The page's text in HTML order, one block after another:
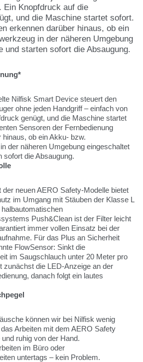
Ein Knopfdruck auf die
und die Maschine startet sofort.
erkennen darüber hinaus, ob ein
in der näheren Umgebung
und starten sofort die Absaugung.
Nilfisk Smart Device steuert den
ohne jeden Handgriff – einfach von
genügt, und die Maschine startet
Sensoren der Fernbedienung
hinaus, ob ein Akku- bzw.
der näheren Umgebung eingeschaltet
sofort die Absaugung.
der neuen AERO Safety-Modelle bietet
im Umgang mit Stäuben der Klasse L
Push&Clean ist der Filter leicht
immer vollen Einsatz bei der
Für das Plus an Sicherheit
FlowSensor: Sinkt die
im Saugschlauch unter 20 Meter pro
zunächst die LED-Anzeige an der
danach folgt ein lautes
können wir bei Nilfisk wenig
Arbeiten mit dem AERO Safety
ruhig von der Hand.
im Büro oder
untertags – kein Problem.